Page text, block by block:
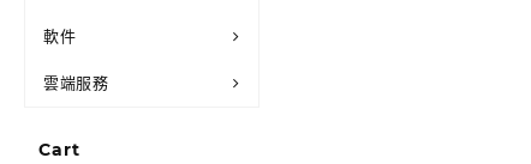
軟件
雲端服務
Cart